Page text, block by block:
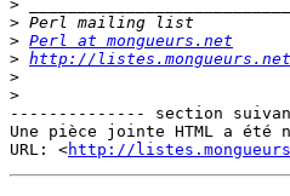
>
>
> Perl at mongueurs.net
> http://
>
>
-------------- section
Une pièce jointe HTML a été
URL: <http://